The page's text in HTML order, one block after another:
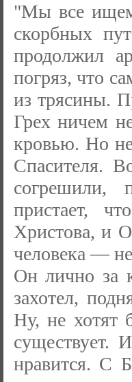
"Мы все
скорбных
продолжил
погряз, что
из трясины.
Грех ничем
кровью. Но
Спасителя.
пристает,
Христова, и
человека —
Он лично за
захотел,
Ну, не хотят
существует.
нравится. С